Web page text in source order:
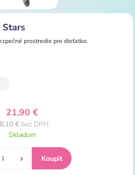
prostredie pre dieťatko.
21,90 €
€ bez DPH
Skladom